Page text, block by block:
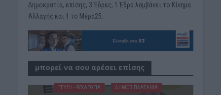
Δημοκρατία, επίσης, 3 Έδρες, 1 Έδρα λαμβάνει το Κίνημα
Αλλαγής και 1 το Μέρα25.
μπορεί να σου αρέσει επίσης
ΓΕΎΣΗ - ΨΥΧΑΓΩΓΊΑ ΔΉΜΟΣ ΠΛΑΤΑΝΙΆ